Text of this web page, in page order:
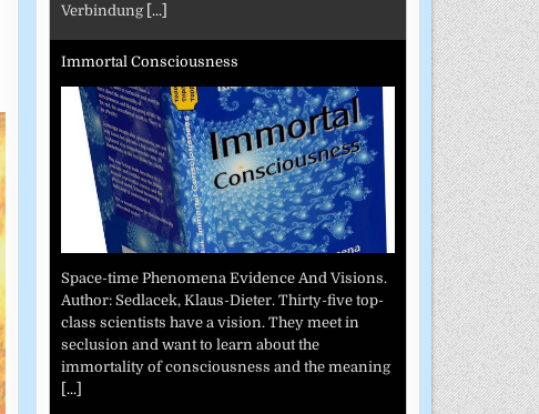
Verbindung [...]
Immortal Consciousness
Space-time Phenomena Evidence And Visions.
Author: Sedlacek, Klaus-Dieter. Thirty-five top-
class scientists have a vision. They meet in
seclusion and want to learn about the
immortality of consciousness and the meaning
[...]